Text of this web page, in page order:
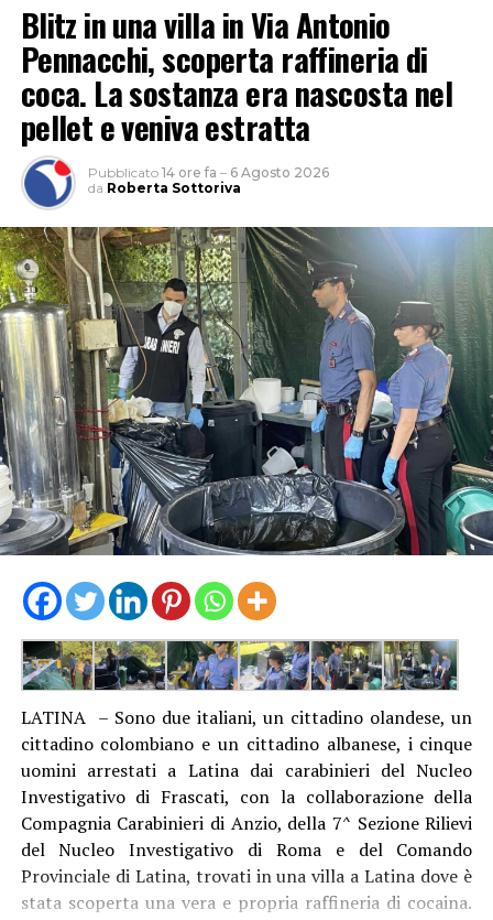
Blitz in una villa in Via Antonio
Pennacchi, scoperta raffineria di
coca. La sostanza era nascosta nel
pellet e veniva estratta
Pubblicato 14 ore fa – 6 Agosto 2026
da Roberta Sottoriva
LATINA – Sono due italiani, un cittadino olandese, un
cittadino colombiano e un cittadino albanese, i cinque
uomini arrestati a Latina dai carabinieri del Nucleo
Investigativo di Frascati, con la collaborazione della
Compagnia Carabinieri di Anzio, della 7^ Sezione Rilievi
del Nucleo Investigativo di Roma e del Comando
Provinciale di Latina, trovati in una villa a Latina dove è
stata scoperta una vera e propria raffineria di cocaina.